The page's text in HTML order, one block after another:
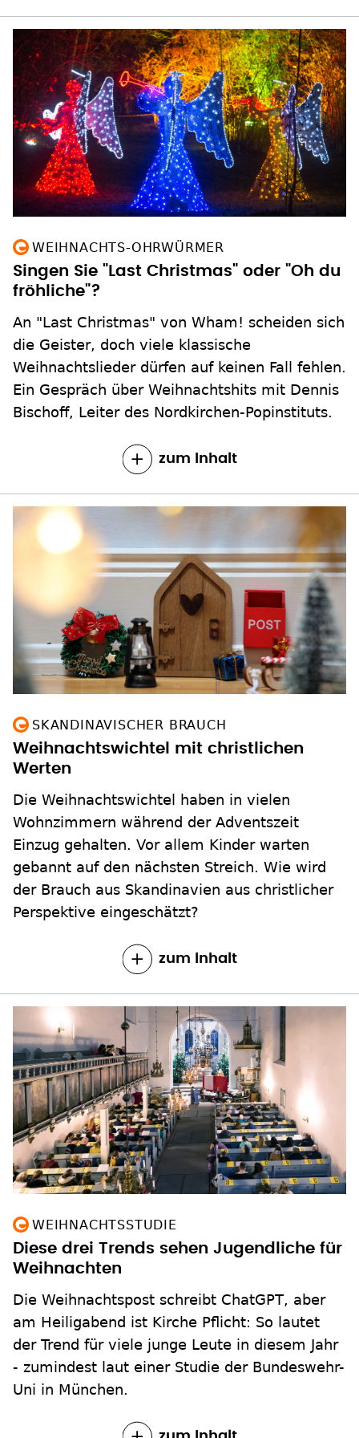
WEIHNACHTS-OHRWÜRMER
Singen Sie "Last Christmas" oder "Oh du
fröhliche"?
An "Last Christmas" von Wham! scheiden sich
die Geister, doch viele klassische
Weihnachtslieder dürfen auf keinen Fall fehlen.
Ein Gespräch über Weihnachtshits mit Dennis
Bischoff, Leiter des Nordkirchen-Popinstituts.
zum Inhalt
SKANDINAVISCHER BRAUCH
Weihnachtswichtel mit christlichen
Werten
Die Weihnachtswichtel haben in vielen
Wohnzimmern während der Adventszeit
Einzug gehalten. Vor allem Kinder warten
gebannt auf den nächsten Streich. Wie wird
der Brauch aus Skandinavien aus christlicher
Perspektive eingeschätzt?
zum Inhalt
WEIHNACHTSSTUDIE
Diese drei Trends sehen Jugendliche für
Weihnachten
Die Weihnachtspost schreibt ChatGPT, aber
am Heiligabend ist Kirche Pflicht: So lautet
der Trend für viele junge Leute in diesem Jahr
- zumindest laut einer Studie der Bundeswehr-
Uni in München.